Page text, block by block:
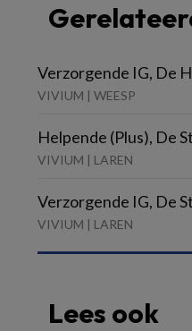
Verzorgende IG, De
VIVIUM | WEESP
Helpende (Plus), De
VIVIUM | LAREN
Verzorgende IG, De
VIVIUM | LAREN
Lees ook